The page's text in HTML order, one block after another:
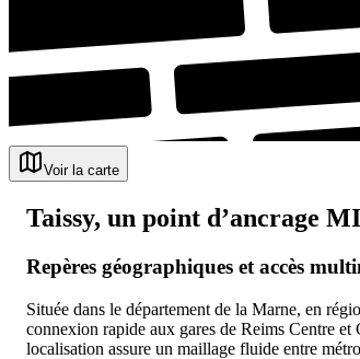
Voir la carte
Taissy, un point d’ancrage
Repères géographiques et accès
Située dans le département de la Marne, en
connexion rapide aux gares de Reims Centre
localisation assure un maillage fluide entre